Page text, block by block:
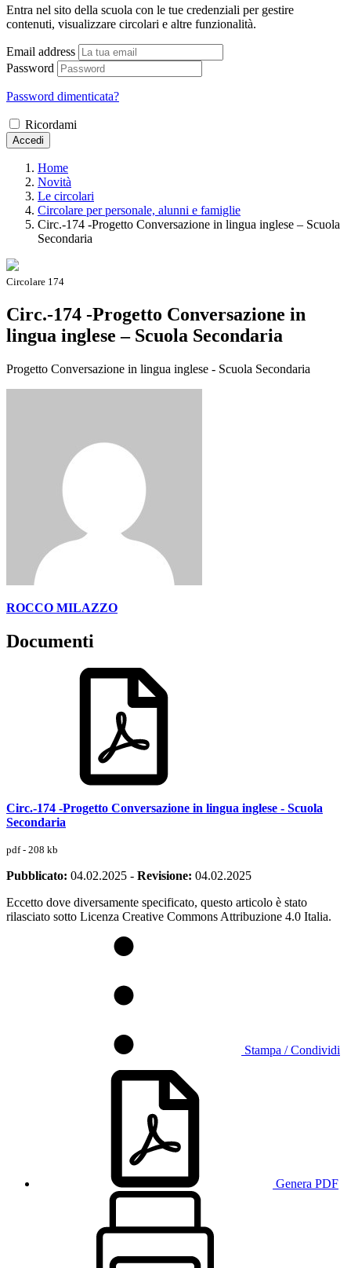
Entra nel sito della scuola con le tue credenziali per gestire
contenuti, visualizzare circolari e altre funzionalità.
Email address
Password
Password dimenticata?
Ricordami
Accedi
Home
Novità
Le circolari
Circolare per personale, alunni e famiglie
Circ.-174 -Progetto Conversazione in lingua inglese – Scuola
Secondaria
Circolare 174
Circ.-174 -Progetto Conversazione in
lingua inglese – Scuola Secondaria
Progetto Conversazione in lingua inglese - Scuola Secondaria
ROCCO MILAZZO
Documenti
Circ.-174 -Progetto Conversazione in lingua inglese - Scuola
Secondaria
pdf - 208 kb
Pubblicato: 04.02.2025 - Revisione: 04.02.2025
Eccetto dove diversamente specificato, questo articolo è stato
rilasciato sotto Licenza Creative Commons Attribuzione 4.0 Italia.
Stampa / Condividi
Genera PDF